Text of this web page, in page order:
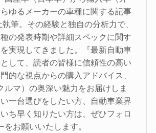
ゆるメーカーの車種に関する記事
筆。その経験と独自の分析力で、
の発表時期や詳細スペックに関す
実現してきました。『最新自動車
して、読者の皆様に信頼性の高い
的な視点からの購入アドバイス、
ルマ）の奥深い魅力をお届けしま
一台選びをしたい方、自動車業界
ち早く知りたい方は、ぜひフォロ
をお願いいたします。